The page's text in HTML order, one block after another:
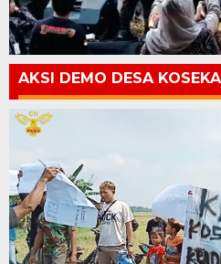
AKSI DEMO DESA